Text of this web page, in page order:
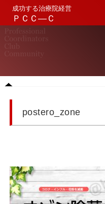
成功する治療院経営
ＰＣＣ―Ｃ
postero_zone